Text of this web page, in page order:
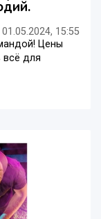
01.05.2024, 15:55
Цены
всё для